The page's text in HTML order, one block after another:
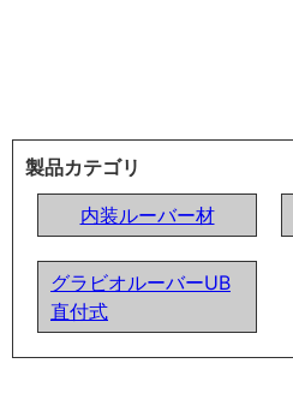
製品カテゴリ
内装ルーバー材
グラビオルーバーUB
直付式